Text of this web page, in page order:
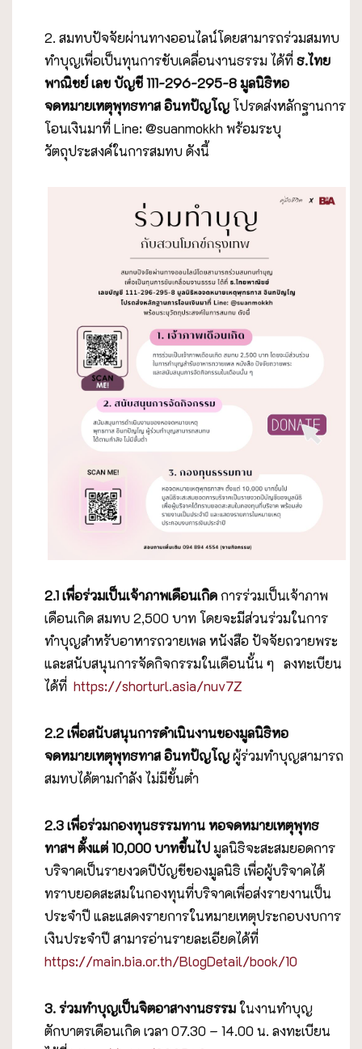
2. สมทบปัจจัยผ่านทางออนไลน์โดยสามารถร่วมสมทบ
ทำบุญเพื่อเป็นทุนการขับเคลื่อนงานธรรม ได้ที่ธ.ไทย
พาณิชย์ เลข บัญชี111-296-295-8 มูลนิธิหอ
จดหมายเหตุพุทธทาส อินทปัญโญโปรดส่งหลักฐานการ
โอนเงินมาที่ Line: @suanmokkh พร้อมระบุ
วัตถุประสงค์ในการสมทบ ดังนี้
2.1 เพื่อร่วมเป็นเจ้าภาพเดือนเกิดการร่วมเป็นเจ้าภาพ
เดือนเกิด สมทบ 2,500 บาท โดยจะมีส่วนร่วมในการ
ทำบุญสำหรับอาหารถวายเพล หนังสือ ปัจจัยถวายพระ
และสนับสนุนการจัดกิจกรรมในเดือนนั้น ๆ ลงทะเบียน
ได้ที่ https://shorturl.asia/nuv7Z
2.2 เพื่อสนับสนุนการดำเนินงานของมูลนิธิหอ
จดหมายเหตุพุทธทาส อินทปัญโญผู้ร่วมทำบุญสามารถ
สมทบได้ตามกำลัง ไม่มีขั้นต่ำ
2.3เพื่อร่วมกองทุนธรรมทาน หอจดหมายเหตุพุทธ
ทาสฯ ตั้งแต่10,000 บาทขึ้นไปมูลนิธิจะสะสมยอดการ
บริจาคเป็นรายงวดปีบัญชีของมูลนิธิ เพื่อผู้บริจาคได้
ทราบยอดสะสมในกองทุนที่บริจาคเพื่อส่งรายงานเป็น
ประจำปี และแสดงรายการในหมายเหตุประกอบงบการ
เงินประจำปี สามารอ่านรายละเอียดได้ที่
https://main.bia.or.th/BlogDetail/book/10
3. ร่วมทำบุญเป็นจิตอาสางานธรรมในงานทำบุญ
ตักบาตรเดือนเกิด เวลา 07.30 – 14.00 น. ลงทะเบียน